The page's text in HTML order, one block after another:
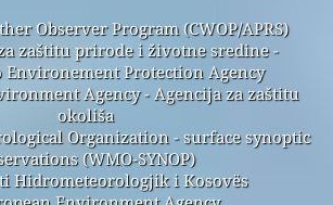
Observer Program (CWOP/APRS)
zaštitu prirode i životne sredine -
Environement Protection Agency
Agency - Agencija za zaštitu
okoliša
Organization - surface synoptic
(WMO-SYNOP)
Hidrometeorologjik i Kosovës